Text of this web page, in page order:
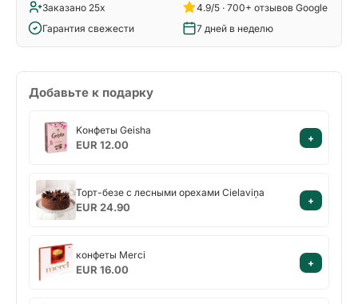
Заказано 25x
4.9/5 · 700+ отзывов Google
Гарантия свежести
7 дней в неделю
Добавьте к подарку
Kонфеты
Geisha
Kонфеты Geisha
EUR 12.00
+
Торт-
безе
с
орехами
Cielaviņa
Торт-безе с лесными орехами Cielaviņa
EUR 24.90
+
конфеты
Merci
конфеты Merci
EUR 16.00
+